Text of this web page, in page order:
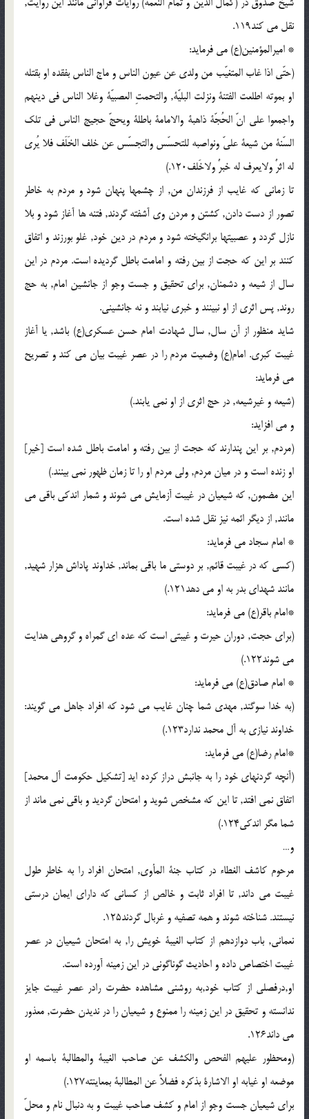
نقل می کند119.
* امیرالمؤمنین(ع) می فرماید:
(حتّی اذا غاب المتغیّب من ولدی عن عیون الناس و ماج الناس بفقده او بقتله
او بموته اطلعت الفتنة ونزلت البلیّة, والتحمتِ العصبیّة وغلا الناس فی دینهم
واجمعوا علی انّ الحُجّة ذاهبة والامامة باطلة ویحجّ حجیج الناس فی تلک
السّنة من شیعة علیّ ونواصبه للتحسّس والتجسّس عن خلف الخَلَف فلا یُری
له اثرٌ ولایعرف له خبرٌ ولاخَلف120.)
تا زمانی که غایب از فرزندان من, از چشمها پنهان شود و مردم به خاطر
تصور از دست دادن, کشتن و مردن وی آشفته گردند, فتنه ها آغاز شود و بلا
نازل گردد و عصبیتها برانگیخته شود و مردم در دین خود, غلو بورزند و اتفاق
کنند بر این که حجت از بین رفته و امامت باطل گردیده است. مردم در این
سال از شیعه و دشمنان, برای تحقیق و جست وجو از جانشین امام, به حج
روند, پس اثری از او نبینند و خبری نیابند و نه جانشینی.
شاید منظور از آن سال, سال شهادت امام حسن عسکری(ع) باشد, یا آغاز
غیبت کبری. امام(ع) وضعیت مردم را در عصر غیبت بیان می کند و تصریح
می فرماید:
(شیعه و غیرشیعه, در حج اثری از او نمی یابند.)
و می افزاید:
(مردم, بر این پندارند که حجت از بین رفته و امامت باطل شده است [خیر]
او زنده است و در میان مردم, ولی مردم او را تا زمان ظهور نمی بینند.)
این مضمون, که شیعیان در غیبت آزمایش می شوند و شمار اندکی باقی می
مانند, از دیگر ائمه نیز نقل شده است.
* امام سجاد می فرماید:
(کسی که در غیبت قائم, بر دوستی ما باقی بماند, خداوند پاداش هزار شهید,
مانند شهدای بدر به او می دهد121.)
*امام باقر(ع) می فرماید:
(برای حجت, دوران حیرت و غیبتی است که عده ای گمراه و گروهی هدایت
می شوند122.)
* امام صادق(ع) می فرماید:
(به خدا سوگند, مهدی شما چنان غایب می شود که افراد جاهل می گویند:
خداوند نیازی به آل محمد ندارد123.)
*امام رضا(ع) می فرماید:
(آنچه گردنهای خود را به جانبش دراز کرده اید [تشکیل حکومت آل محمد]
اتفاق نمی افتد, تا این که مشخص شوید و امتحان گردید و باقی نمی ماند از
شما مگر اندکی124.)
و…
مرحوم کاشف الغطاء در کتاب جنة المأوی, امتحان افراد را به خاطر طول
غیبت می داند, تا افراد ثابت و خالص از کسانی که دارای ایمان درستی
نیستند. شناخته شوند و همه تصفیه و غربال گردند125.
نعمانی, باب دوازدهم از کتاب الغیبة خویش را, به امتحان شیعیان در عصر
غیبت اختصاص داده و احادیث گوناگونی در این زمینه آورده است.
او,درفصلی از کتاب خود,به روشنی مشاهده حضرت رادر عصر غیبت جایز
ندانسته و تحقیق در این زمینه را ممنوع و شیعیان را در ندیدن حضرت, معذور
می داند126.
(ومحظور علیهم الفحص والکشف عن صاحب الغیبة والمطالبة باسمه او
موضعه او غیابه او الاشارة بذکره فضلاً عن المطالبة بمعاینته127.)
برای شیعیان جست وجو از امام و کشف صاحب غیبت و به دنبال نام و محلّ